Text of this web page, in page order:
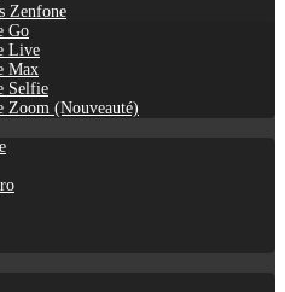
Zenfone
Go
Live
Max
Selfie
Zoom (Nouveauté)